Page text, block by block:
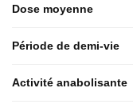
Dose moyenne
Période de demi-vie
Activité anabolisante